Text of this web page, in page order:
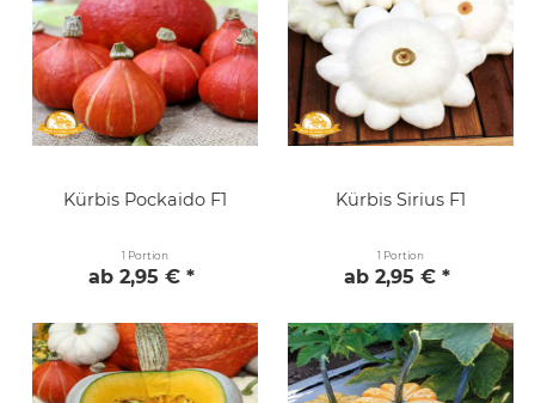
Kürbis Pockaido F1
1 Portion
ab 2,95 € *
Kürbis Sirius F1
1 Portion
ab 2,95 € *